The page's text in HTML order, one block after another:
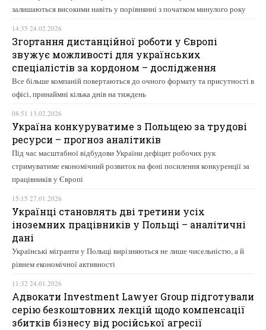
залишаються високими навіть у порівнянні з початком минулого року
14:35 24.02.2026
Згортання дистанційної роботи у Європі
звужує можливості для українських
спеціалістів за кордоном – дослідження
Все більше компаній повертаються до очного формату та присутності в
офісі, принаймні кілька днів на тиждень
08:51 13.02.2026
Україна конкуруватиме з Польщею за трудові
ресурси – прогноз аналітиків
Під час масштабної відбудови України дефіцит робочих рук
стримуватиме економічний розвиток на фоні посилення конкуренції за
працівників у Європі
15:15 27.01.2026
Українці становлять дві третини усіх
іноземних працівників у Польщі – аналітичні
дані
Українські мігранти у Польщі вирізняються не лише чисельністю, а й
рівнем економічної активності
11:32 24.01.2026
Адвокати Investment Lawyer Group підготували
серію безкоштовних лекцій щодо компенсації
збитків бізнесу від російської агресії